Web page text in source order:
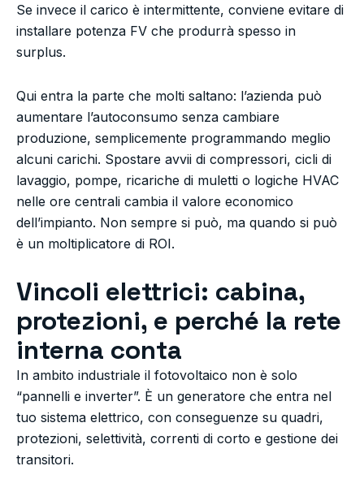
Se invece il carico è intermittente, conviene evitare di
installare potenza FV che produrrà spesso in
surplus.
Qui entra la parte che molti saltano: l’azienda può
aumentare l’autoconsumo senza cambiare
produzione, semplicemente programmando meglio
alcuni carichi. Spostare avvii di compressori, cicli di
lavaggio, pompe, ricariche di muletti o logiche HVAC
nelle ore centrali cambia il valore economico
dell’impianto. Non sempre si può, ma quando si può
è un moltiplicatore di ROI.
Vincoli elettrici: cabina,
protezioni, e perché la rete
interna conta
In ambito industriale il fotovoltaico non è solo
“pannelli e inverter”. È un generatore che entra nel
tuo sistema elettrico, con conseguenze su quadri,
protezioni, selettività, correnti di corto e gestione dei
transitori.